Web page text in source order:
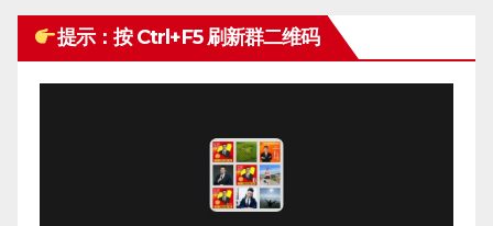
提示：按 Ctrl+F5 刷新群二维码